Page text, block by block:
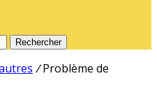
Rechercher
/ Problème de